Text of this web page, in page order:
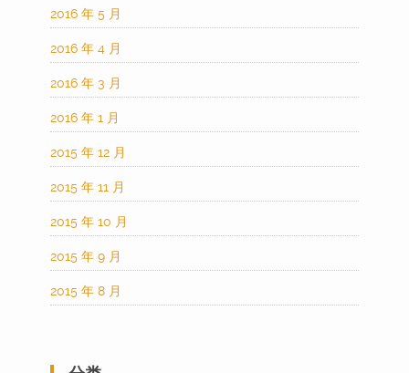
2016 年 5 月
2016 年 4 月
2016 年 3 月
2016 年 1 月
2015 年 12 月
2015 年 11 月
2015 年 10 月
2015 年 9 月
2015 年 8 月